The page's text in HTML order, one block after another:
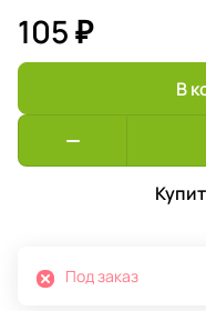
105 ₽
В
Под заказ